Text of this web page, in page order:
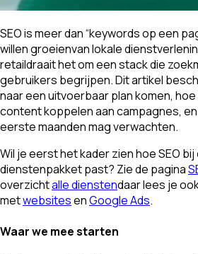
SEO is meer dan “keywords op een
willen groeienvan lokale
retaildraait het om een stack die
gebruikers begrijpen. Dit artikel
naar een uitvoerbaar plan komen,
content koppelen aan campagnes,
eerste maanden mag verwachten.
Wil je eerst het kader zien hoe SEO
dienstenpakket past? Zie de pagina
overzichtalle dienstendaar lees je
metwebsitesenGoogle Ads.
Waar we mee starten